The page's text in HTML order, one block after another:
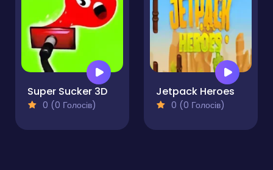
Super Sucker 3D
0 (0 Голосів)
Jetpack Heroes
0 (0 Голосів)